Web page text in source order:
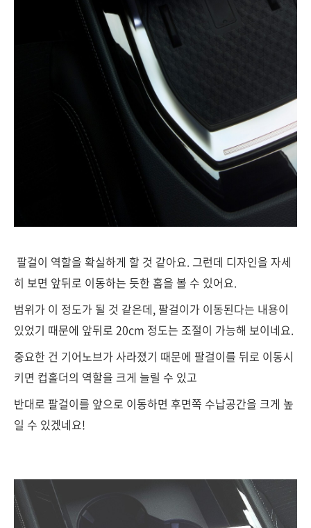
팔걸이 역할을 확실하게 할 것 같아요. 그런데 디자인을 자세
히 보면 앞뒤로 이동하는 듯한 홈을 볼 수 있어요.
범위가 이 정도가 될 것 같은데, 팔걸이가 이동된다는 내용이
있었기 때문에 앞뒤로 20cm 정도는 조절이 가능해 보이네요.
중요한 건 기어노브가 사라졌기 때문에 팔걸이를 뒤로 이동시
키면 컵홀더의 역할을 크게 늘릴 수 있고
반대로 팔걸이를 앞으로 이동하면 후면쪽 수납공간을 크게 높
일 수 있겠네요!